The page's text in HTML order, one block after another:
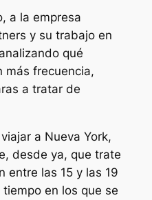
a la empresa
y su trabajo en
qué
más frecuencia,
a tratar de
a Nueva York,
desde ya, que trate
entre las 15 y las 19
en los que se